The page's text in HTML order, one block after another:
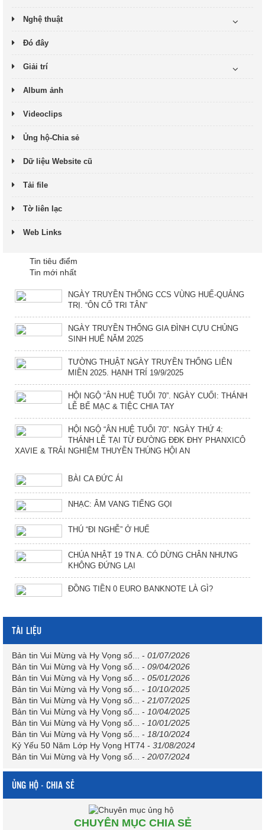
Nghệ thuật
Đó đây
Giải trí
Album ảnh
Videoclips
Ủng hộ-Chia sẻ
Dữ liệu Website cũ
Tải file
Tờ liên lạc
Web Links
Tin tiêu điểm
Tin mới nhất
NGÀY TRUYỀN THỐNG CCS VÙNG HUẾ-QUẢNG
TRỊ. “ÔN CỐ TRI TÂN”
NGÀY TRUYỀN THỐNG GIA ĐÌNH CỰU CHỦNG
SINH HUẾ NĂM 2025
TƯỜNG THUẬT NGÀY TRUYỀN THỐNG LIÊN
MIỀN 2025. HẠNH TRÍ 19/9/2025
HỘI NGỘ “ÂN HUỆ TUỔI 70”. NGÀY CUỐI: THÁNH
LỄ BẾ MẠC & TIỆC CHIA TAY
HỘI NGỘ “ÂN HUỆ TUỔI 70”. NGÀY THỨ 4:
THÁNH LỄ TẠI TỪ ĐƯỜNG ĐĐK ĐHY PHANXICÔ
XAVIE & TRẢI NGHIỆM THUYỀN THÚNG HỘI AN
BÀI CA ĐỨC ÁI
NHẠC: ÂM VANG TIẾNG GỌI
THÚ “ĐI NGHỄ” Ở HUẾ
CHÚA NHẬT 19 TN A. CÓ DỪNG CHÂN NHƯNG
KHÔNG ĐỨNG LẠI
ĐỒNG TIỀN 0 EURO BANKNOTE LÀ GÌ?
TÀI LIỆU
Bản tin Vui Mừng và Hy Vọng số... - 01/07/2026
Bản tin Vui Mừng và Hy Vọng số...
- 09/04/2026
Bản tin Vui Mừng và Hy Vọng số...
- 05/01/2026
Bản tin Vui Mừng và Hy Vọng số...
- 10/10/2025
Bản tin Vui Mừng và Hy Vọng số...
- 21/07/2025
Bản tin Vui Mừng và Hy Vọng số...
- 10/04/2025
Bản tin Vui Mừng và Hy Vọng số...
- 10/01/2025
Bản tin Vui Mừng và Hy Vọng số...
- 18/10/2024
Kỷ Yếu 50 Năm Lớp Hy Vọng HT74 - 31/08/2024
Bản tin Vui Mừng và Hy Vọng số...
- 20/07/2024
ỦNG HỘ - CHIA SẺ
CHUYÊN MỤC CHIA SẺ